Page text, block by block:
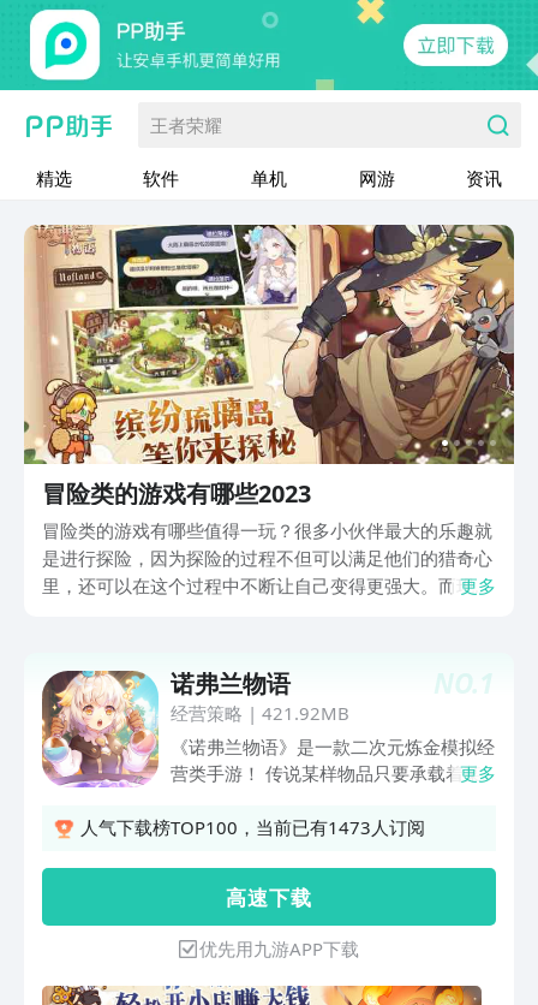
王者荣耀
精选 软件 单机 网游 资讯
冒险类的游戏有哪些2023
冒险类的游戏有哪些值得一玩？很多小伙伴最大的乐趣就
是进行探险，因为探险的过程不但可以满足他们的猎奇心
里，还可以在这个过程中不断让自己变得更强大。而现在
型的游戏，下面就一起开启冒险之旅吧！
更多
NO.1
诺弗兰物语
经营策略 | 421.92MB
《诺弗兰物语》是一款二次元炼金模拟经
营类手游！ 传说某样物品只要承载着某
化成接近人类的模样。故事发生在诺弗兰
更多
人气下载榜TOP100，当前已有1473人订阅
高 速 下 载
优先用九游APP下载